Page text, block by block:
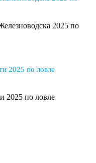
2025 по
2025 по ловле